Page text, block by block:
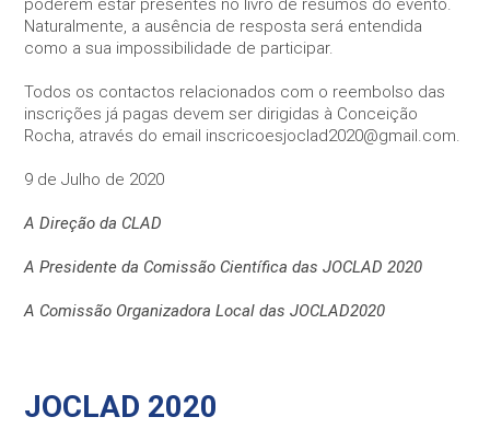
poderem estar presentes no livro de resumos do evento.
Naturalmente, a ausência de resposta será entendida
como a sua impossibilidade de participar.
Todos os contactos relacionados com o reembolso das
inscrições já pagas devem ser dirigidas à Conceição
Rocha, através do email inscricoesjoclad2020@gmail.com.
9 de Julho de 2020
A Direção da CLAD
A Presidente da Comissão Científica das JOCLAD 2020
A Comissão Organizadora Local das JOCLAD2020
JOCLAD 2020